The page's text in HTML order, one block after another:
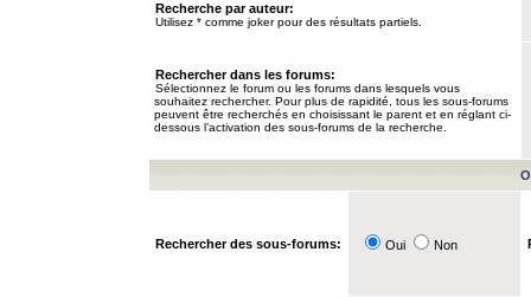
Recherche par auteur:
Utilisez * comme joker pour des résultats partiels.
Rechercher dans les forums:
Sélectionnez le forum ou les forums dans lesquels vous
souhaitez rechercher. Pour plus de rapidité, tous les sous-forums
peuvent être recherchés en choisissant le parent et en réglant ci-
dessous l’activation des sous-forums de la recherche.
Rechercher des sous-forums: Oui Non